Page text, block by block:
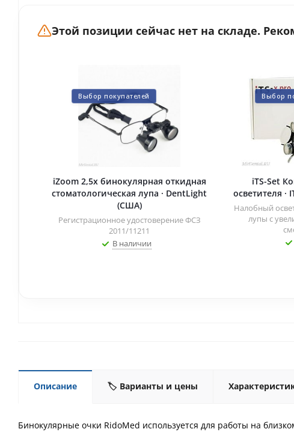
Этой позиции сейчас нет на складе.
Выбор покупателей
iZoom 2,5х бинокулярная откидная
стоматологическая лупа · DentLight
(США)
Регистрационное удостоверение ФСЗ
2011/11211
В наличии
Выбор
iTS-Set
осветителя ·
Налобный
лупы с
Описание 🏷️ Варианты и цены
Бинокулярные очки RidoMed используется для работы на